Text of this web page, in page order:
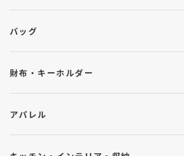
バッグ
財布・キーホルダー
アパレル